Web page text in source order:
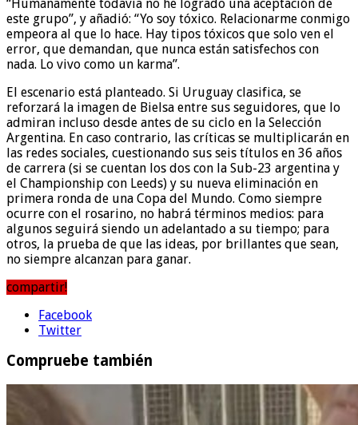
“Humanamente todavía no he logrado una aceptación de
este grupo”, y añadió: “Yo soy tóxico. Relacionarme conmigo
empeora al que lo hace. Hay tipos tóxicos que solo ven el
error, que demandan, que nunca están satisfechos con
nada. Lo vivo como un karma”.
El escenario está planteado. Si Uruguay clasifica, se
reforzará la imagen de Bielsa entre sus seguidores, que lo
admiran incluso desde antes de su ciclo en la Selección
Argentina. En caso contrario, las críticas se multiplicarán en
las redes sociales, cuestionando sus seis títulos en 36 años
de carrera (si se cuentan los dos con la Sub-23 argentina y
el Championship con Leeds) y su nueva eliminación en
primera ronda de una Copa del Mundo. Como siempre
ocurre con el rosarino, no habrá términos medios: para
algunos seguirá siendo un adelantado a su tiempo; para
otros, la prueba de que las ideas, por brillantes que sean,
no siempre alcanzan para ganar.
compartir!
Facebook
Twitter
Compruebe también